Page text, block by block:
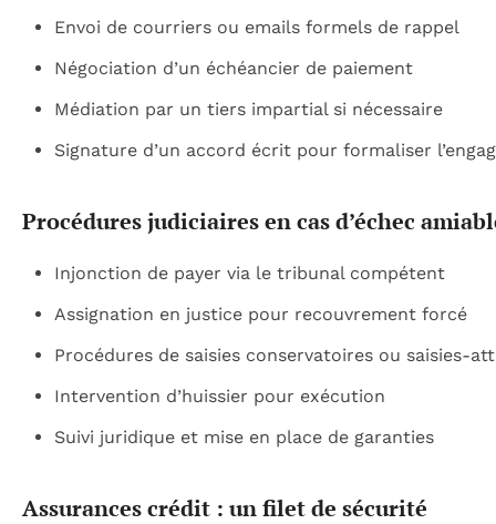
Envoi de courriers ou emails formels de rappel
Négociation d’un échéancier de paiement
Médiation par un tiers impartial si nécessaire
Signature d’un accord écrit pour formaliser
Procédures judiciaires en cas d’échec
Injonction de payer via le tribunal compétent
Assignation en justice pour recouvrement forcé
Procédures de saisies conservatoires ou saisies-
Intervention d’huissier pour exécution
Suivi juridique et mise en place de garanties
Assurances crédit : un filet de sécurité